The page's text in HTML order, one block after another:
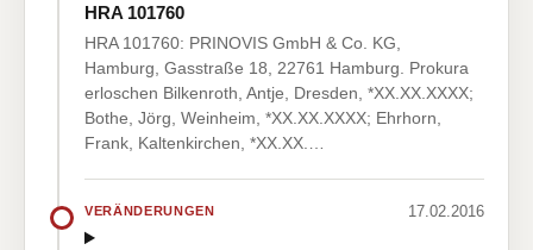
HRA 101760
HRA 101760: PRINOVIS GmbH & Co. KG,
Hamburg, Gasstraße 18, 22761 Hamburg. Prokura
erloschen Bilkenroth, Antje, Dresden, *XX.XX.XXXX;
Bothe, Jörg, Weinheim, *XX.XX.XXXX; Ehrhorn,
Frank, Kaltenkirchen, *XX.XX.…
VERÄNDERUNGEN 17.02.2016